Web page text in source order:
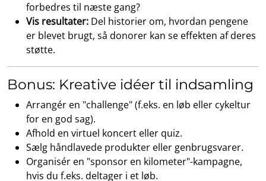
forbedres til næste gang?
Vis resultater: Del historier om, hvordan pengene
er blevet brugt, så donorer kan se effekten af deres
støtte.
Bonus: Kreative idéer til indsamling
Arrangér en "challenge" (f.eks. en løb eller cykeltur
for en god sag).
Afhold en virtuel koncert eller quiz.
Sælg håndlavede produkter eller genbrugsvarer.
Organisér en "sponsor en kilometer"-kampagne,
hvis du f.eks. deltager i et løb.